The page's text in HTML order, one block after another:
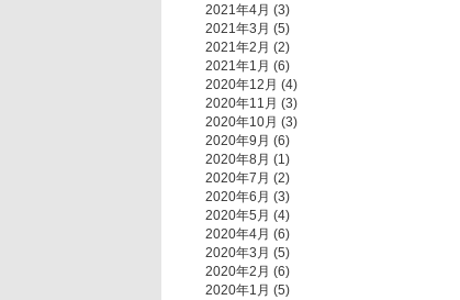
2021年4月 (3)
2021年3月 (5)
2021年2月 (2)
2021年1月 (6)
2020年12月 (4)
2020年11月 (3)
2020年10月 (3)
2020年9月 (6)
2020年8月 (1)
2020年7月 (2)
2020年6月 (3)
2020年5月 (4)
2020年4月 (6)
2020年3月 (5)
2020年2月 (6)
2020年1月 (5)